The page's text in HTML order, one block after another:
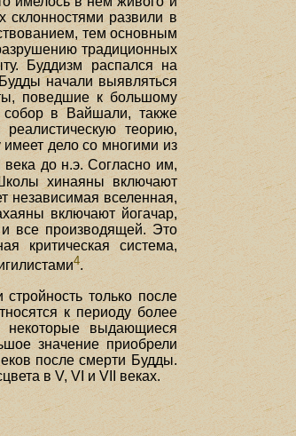
склонностями развили в
тем основным
традиционных
Буддизм распался на
начали выявляться
поведшие к большому
собор в Вайшали, также
теорию,
дело со многими из
до н.э. Согласно им,
хинаяны включают
независимая вселенная,
включают йогачар,
все производящей. Это
критическая система,
4.
только после
к периоду более
выдающиеся
значение приобрели
после смерти Будды.
в V, VI и VII веках.